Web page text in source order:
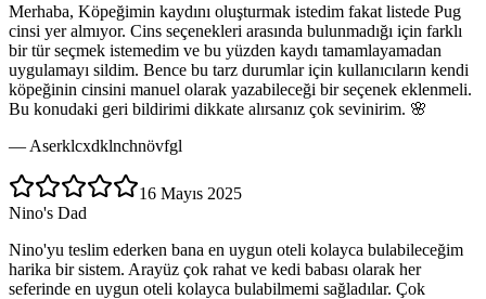
Merhaba, Köpeğimin kaydını oluşturmak istedim fakat listede Pug
cinsi yer almıyor. Cins seçenekleri arasında bulunmadığı için farklı
bir tür seçmek istemedim ve bu yüzden kaydı tamamlayamadan
uygulamayı sildim. Bence bu tarz durumlar için kullanıcıların kendi
köpeğinin cinsini manuel olarak yazabileceği bir seçenek eklenmeli.
Bu konudaki geri bildirimi dikkate alırsanız çok sevinirim. 🌸
— Aserklcxdklnchnövfgl
16 Mayıs 2025
Nino's Dad
Nino'yu teslim ederken bana en uygun oteli kolayca bulabileceğim
harika bir sistem. Arayüz çok rahat ve kedi babası olarak her
seferinde en uygun oteli kolayca bulabilmemi sağladılar. Çok